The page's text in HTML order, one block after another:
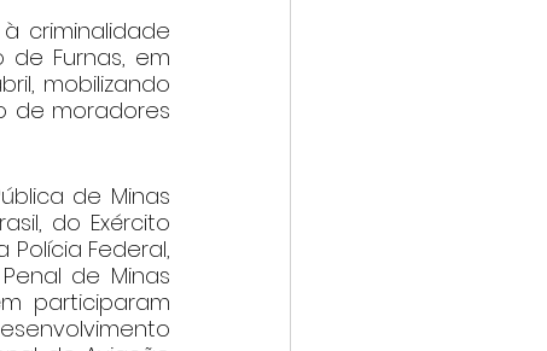
criminalidade
Furnas, em
mobilizando
de moradores
de Minas
do Exército
Federal,
de Minas
participaram